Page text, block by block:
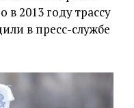
в 2013 году трассу
в пресс-службе